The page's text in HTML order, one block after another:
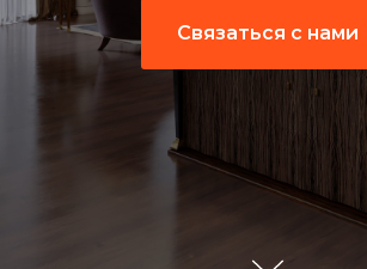
Связаться с нами